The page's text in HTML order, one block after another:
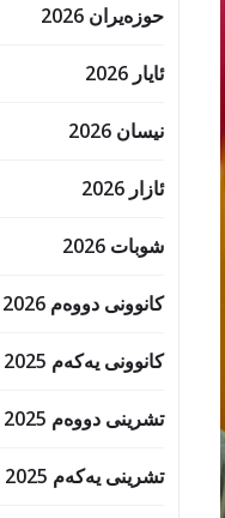
حوزه‌یران 2026
ئایار 2026
نیسان 2026
ئازار 2026
شوبات 2026
کانوونی دووەم 2026
کانوونی یەکەم 2025
تشرینی دووەم 2025
تشرینی یەکەم 2025